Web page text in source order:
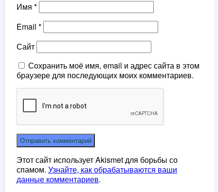
Имя *
Email *
Сайт
Сохранить моё имя, email и адрес сайта в этом
браузере для последующих моих комментариев.
Этот сайт использует Akismet для борьбы со
спамом. Узнайте, как обрабатываются ваши
данные комментариев.